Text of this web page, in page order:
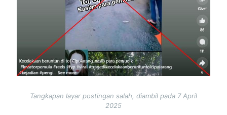
Tangkapan layar postingan salah, diambil pada 7 April
2025